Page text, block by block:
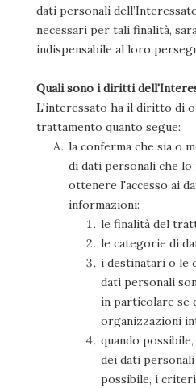
dati personali
necessari per tali finalità,
indispensabile al loro
Quali sono i diritti
L'interessato ha il diritto di
trattamento quanto segue:
la conferma che sia o
di dati personali che lo
ottenere l'accesso ai
informazioni:
le finalità del
le categorie di
i destinatari o le
dati personali
in particolare se
organizzazioni
quando
dei dati
possibile, i